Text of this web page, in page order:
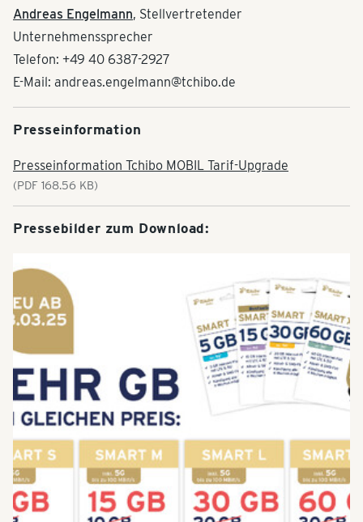
Andreas Engelmann, Stellvertretender
Unternehmenssprecher
Telefon: +49 40 6387-2927
E-Mail: andreas.engelmann@tchibo.de
Presseinformation
Presseinformation Tchibo MOBIL Tarif-Upgrade
(PDF 168.56 KB)
Pressebilder zum Download: